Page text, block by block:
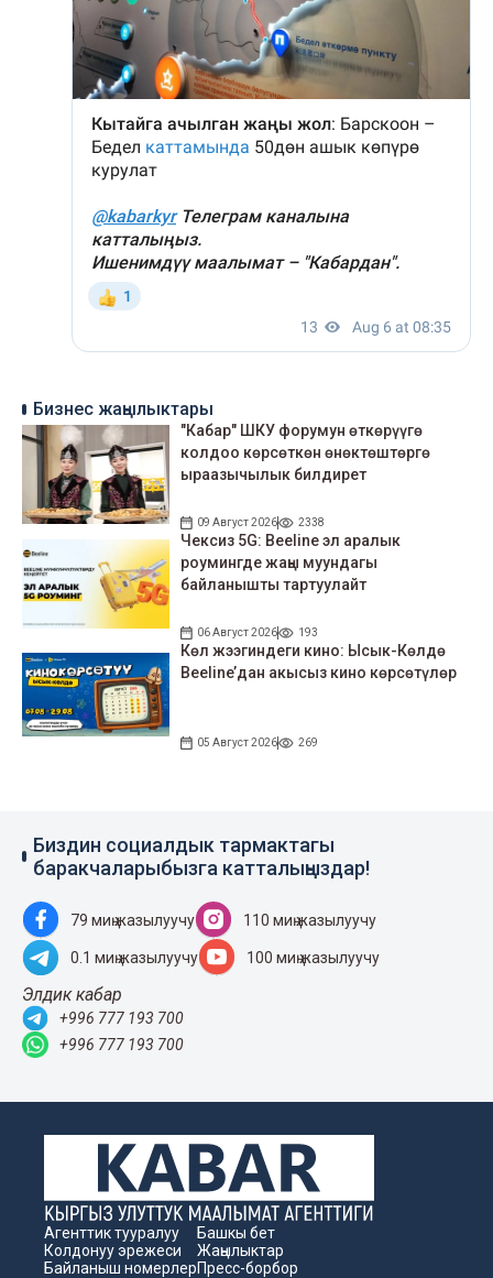
Бизнес жаңылыктары
"Кабар" ШКУ форумун өткөрүүгө
колдоо көрсөткөн өнөктөштөргө
ыраазычылык билдирет
09 Август 2026 2338
Чексиз 5G: Beeline эл аралык
роумингде жаңы муундагы
байланышты тартуулайт
06 Август 2026 193
Көл жээгиндеги кино: Ысык-Көлдө
Beeline’дан акысыз кино көрсөтүлөр
05 Август 2026 269
Биздин социалдык тармактагы
баракчаларыбызга катталыңыздар!
79 миң жазылуучу 110 миң жазылуучу
0.1 миң жазылуучу 100 миң жазылуучу
Элдик кабар
+996 777 193 700
+996 777 193 700
Агенттик тууралуу
Колдонуу эрежеси
Байланыш номерлер
Башкы бет
Жаңылыктар
Пресс-борбор